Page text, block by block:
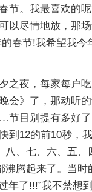
节。我最喜欢的
以尽情地放，那
春节!我希望我今
之夜，每家每户
会》了，那动听
目别提有多好
到12的前10秒，
八、七、六、五、
沸腾起来了。当
年了!!!”我不禁想